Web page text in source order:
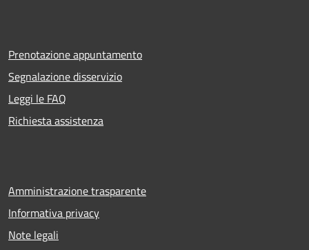
Prenotazione appuntamento
Segnalazione disservizio
Leggi le FAQ
Richiesta assistenza
Amministrazione trasparente
Informativa privacy
Note legali